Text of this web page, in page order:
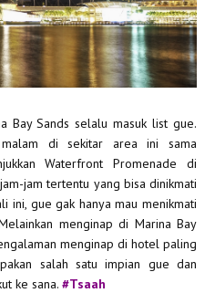
Bay Sands selalu masuk list gue.
malam di sekitar area ini sama
Waterfront Promenade di
jam tertentu yang bisa dinikmati
ini, gue gak hanya mau menikmati
menginap di Marina Bay
menginap di hotel paling
salah satu impian gue dan
ke sana. #Tsaah